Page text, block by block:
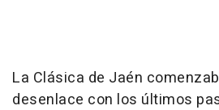
La Clásica de Jaén
desenlace con los últimos